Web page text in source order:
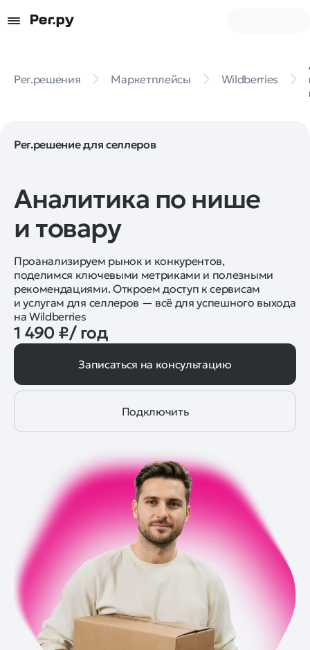
Рег.решения Маркетплейсы Wildberries
Рег.решение для селлеров
Аналитика по нише
и товару
Проанализируем рынок и конкурентов,
поделимся ключевыми метриками и полезными
рекомендациями. Откроем доступ к сервисам
и услугам для селлеров — всё для успешного выхода
на Wildberries
1 490 ₽/ год
Записаться на консультацию
Подключить